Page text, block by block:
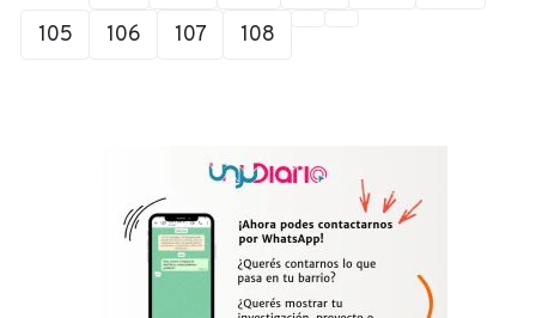
105
106 107 108